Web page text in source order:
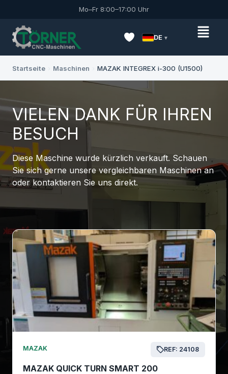
Mo–Fr 8:00–17:00 Uhr
DE
Startseite Maschinen MAZAK INTEGREX i-300 (U1500)
VIELEN DANK FÜR IHREN
BESUCH
Diese Maschine wurde kürzlich verkauft. Schauen
Sie sich gerne unsere vergleichbaren Maschinen an
oder kontaktieren Sie uns direkt.
MAZAK REF: 24108
MAZAK QUICK TURN SMART 200